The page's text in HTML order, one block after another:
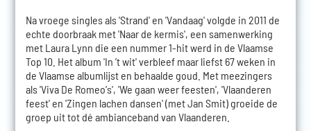
Na vroege singles als 'Strand' en 'Vandaag' volgde in 2011 de
echte doorbraak met 'Naar de kermis', een samenwerking
met Laura Lynn die een nummer 1-hit werd in de Vlaamse
Top 10. Het album 'In ’t wit' verbleef maar liefst 67 weken in
de Vlaamse albumlijst en behaalde goud. Met meezingers
als 'Viva De Romeo's', 'We gaan weer feesten', 'Vlaanderen
feest' en 'Zingen lachen dansen' (met Jan Smit) groeide de
groep uit tot dé ambianceband van Vlaanderen.